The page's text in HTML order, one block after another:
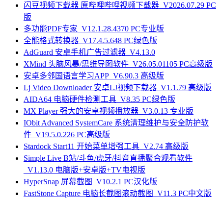
闪豆视频下载器 原哔哩哔哩视频下载器_V2026.07.29 PC
版
多功能PDF专家_V12.1.28.4370 PC专业版
全能格式转换器_V17.4.5.648 PC绿色版
AdGuard 安卓手机广告过滤器_V4.13.0
XMind 头脑风暴/思维导图软件_V26.05.01105 PC高级版
安卓多邻国语言学习APP_V6.90.3 高级版
Lj Video Downloader 安卓LJ视频下载器_V1.1.79 高级版
AIDA64 电脑硬件检测工具_V8.35 PC绿色版
MX Player 强大的安卓视频播放器_V3.0.13 专业版
IObit Advanced SystemCare 系统清理维护与安全防护软
件_V19.5.0.226 PC高级版
Stardock Start11 开始菜单增强工具_V2.74 高级版
Simple Live B站/斗鱼/虎牙/抖音直播聚合观看软件
_V1.13.0 电脑版+安卓版+TV电视版
HyperSnap 屏幕截图_V10.2.1 PC汉化版
FastStone Capture 电脑长截图滚动截图_V11.3 PC中文版